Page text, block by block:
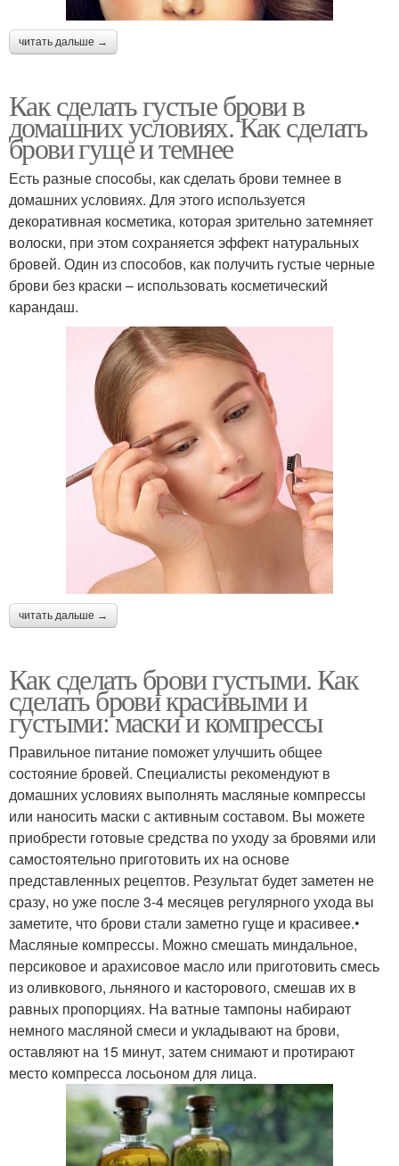
читать дальше →
Как сделать густые брови в
домашних условиях. Как сделать
брови гуще и темнее
Есть разные способы, как сделать брови темнее в
домашних условиях. Для этого используется
декоративная косметика, которая зрительно затемняет
волоски, при этом сохраняется эффект натуральных
бровей. Один из способов, как получить густые черные
брови без краски – использовать косметический
карандаш.
читать дальше →
Как сделать брови густыми. Как
сделать брови красивыми и
густыми: маски и компрессы
Правильное питание поможет улучшить общее
состояние бровей. Специалисты рекомендуют в
домашних условиях выполнять масляные компрессы
или наносить маски с активным составом. Вы можете
приобрести готовые средства по уходу за бровями или
самостоятельно приготовить их на основе
представленных рецептов. Результат будет заметен не
сразу, но уже после 3-4 месяцев регулярного ухода вы
заметите, что брови стали заметно гуще и красивее.•
Масляные компрессы. Можно смешать миндальное,
персиковое и арахисовое масло или приготовить смесь
из оливкового, льняного и касторового, смешав их в
равных пропорциях. На ватные тампоны набирают
немного масляной смеси и укладывают на брови,
оставляют на 15 минут, затем снимают и протирают
место компресса лосьоном для лица.